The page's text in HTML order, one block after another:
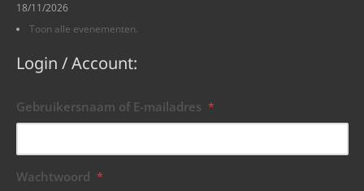
18/11/2026
Toon alle evenementen.
Login / Account:
Gebruikersnaam of E-mailadres *
Wachtwoord *